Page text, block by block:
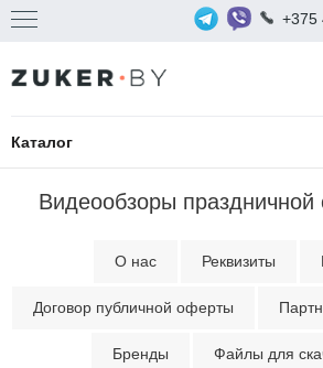
+375
Каталог
Видеообзоры праздничной
О нас Реквизиты
Договор публичной оферты
Бренды Файлы для